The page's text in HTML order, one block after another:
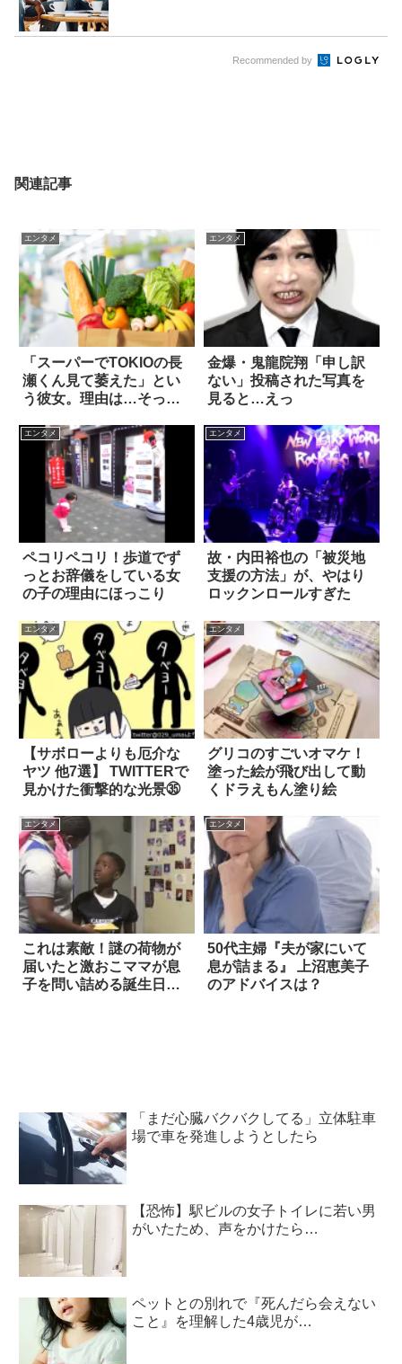
Recommended by
関連記事
エンタメ
「スーパーでTOKIOの長
瀬くん見て萎えた」とい
う彼女。理由は…そっち
エンタメ
金爆・鬼龍院翔「申し訳
ない」投稿された写真を
見ると…えっ
エンタメ
ペコリペコリ！歩道でず
っとお辞儀をしている女
の子の理由にほっこり
エンタメ
故・内田裕也の「被災地
支援の方法」が、やはり
ロックンロールすぎた
エンタメ
【サボローよりも厄介な
ヤツ 他7選】 TWITTERで
見かけた衝撃的な光景㉟
エンタメ
グリコのすごいオマケ！
塗った絵が飛び出して動
くドラえもん塗り絵
エンタメ
これは素敵！謎の荷物が
届いたと激おこママが息
子を問い詰める誕生日サ
エンタメ
50代主婦『夫が家にいて
息が詰まる』 上沼恵美子
のアドバイスは？
「まだ心臓バクバクしてる」立体駐車
場で車を発進しようとしたら
【恐怖】駅ビルの女子トイレに若い男
がいたため、声をかけたら…
ペットとの別れで『死んだら会えない
こと』を理解した4歳児が…